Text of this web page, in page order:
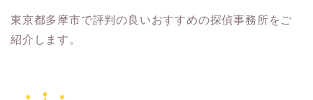
東京都多摩市で評判の良いおすすめの探偵事務所をご
紹介します。